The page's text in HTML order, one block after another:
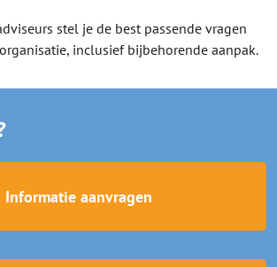
stel je de best passende vragen
inclusief bijbehorende aanpak.
Informatie aanvragen